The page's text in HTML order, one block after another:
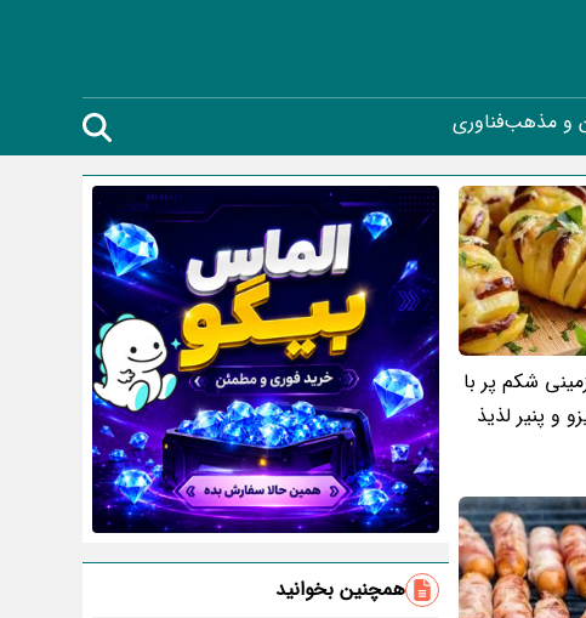
و مذهبفناوری
شکم پر با
و پنیر لذیذ
همچنین بخوانید